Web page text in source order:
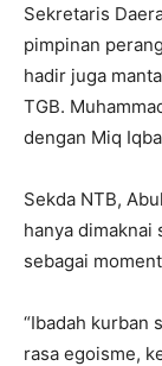
Sekretaris
pimpinan
hadir juga
TGB.
dengan Miq
Sekda NTB,
hanya dimaknai
sebagai
“Ibadah kurban
rasa egoisme,